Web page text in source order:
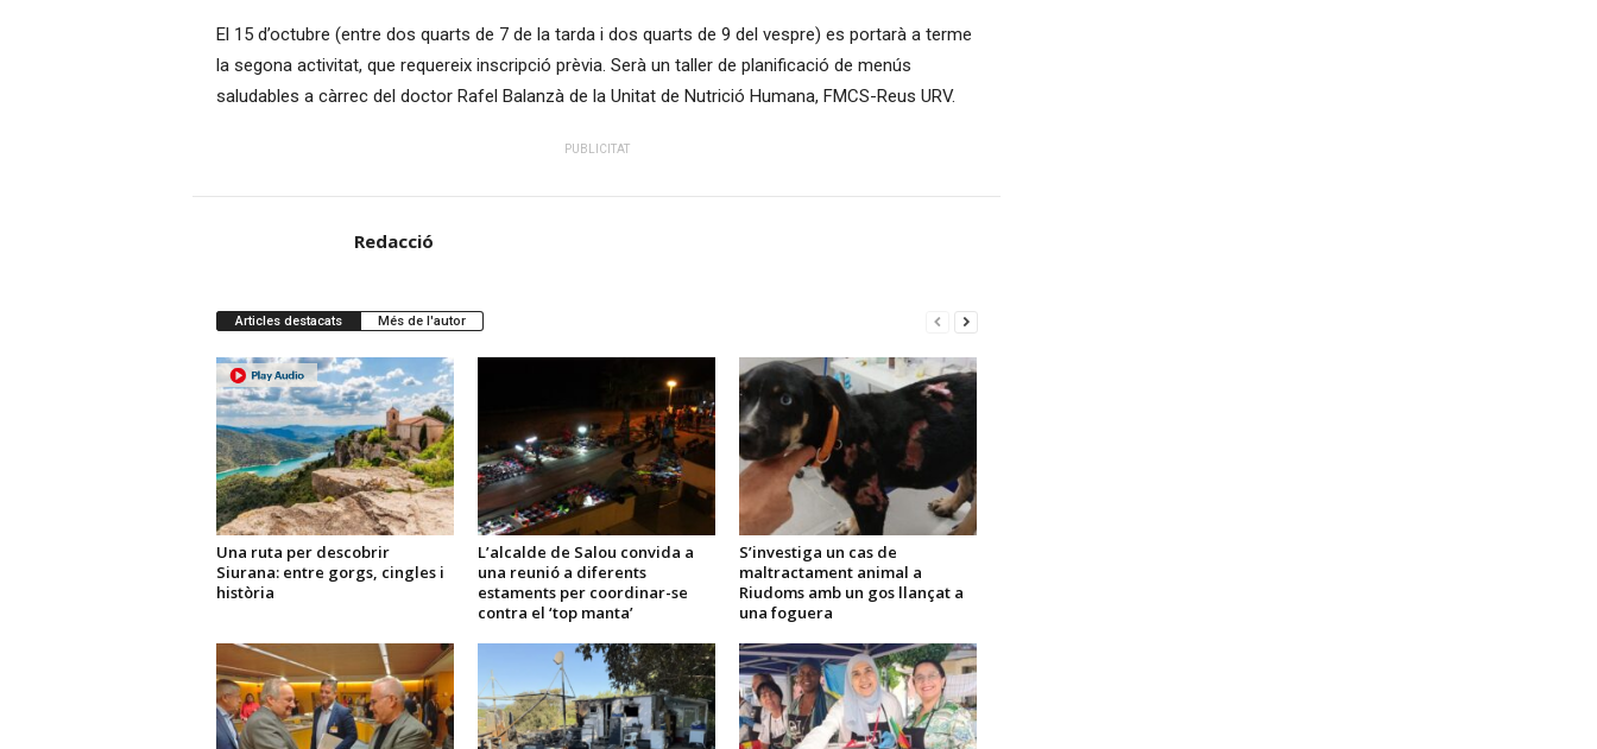
El 15 d’octubre (entre dos quarts de 7 de la tarda i dos quarts de 9 del vespre) es portarà a terme
la segona activitat, que requereix inscripció prèvia. Serà un taller de planificació de menús
saludables a càrrec del doctor Rafel Balanzà de la Unitat de Nutrició Humana, FMCS-Reus URV.
PUBLICITAT
Redacció
Articles destacats Més de l'autor
Una ruta per descobrir
Siurana: entre gorgs, cingles i
història
L’alcalde de Salou convida a
una reunió a diferents
estaments per coordinar-se
contra el ‘top manta’
S’investiga un cas de
maltractament animal a
Riudoms amb un gos llançat a
una foguera